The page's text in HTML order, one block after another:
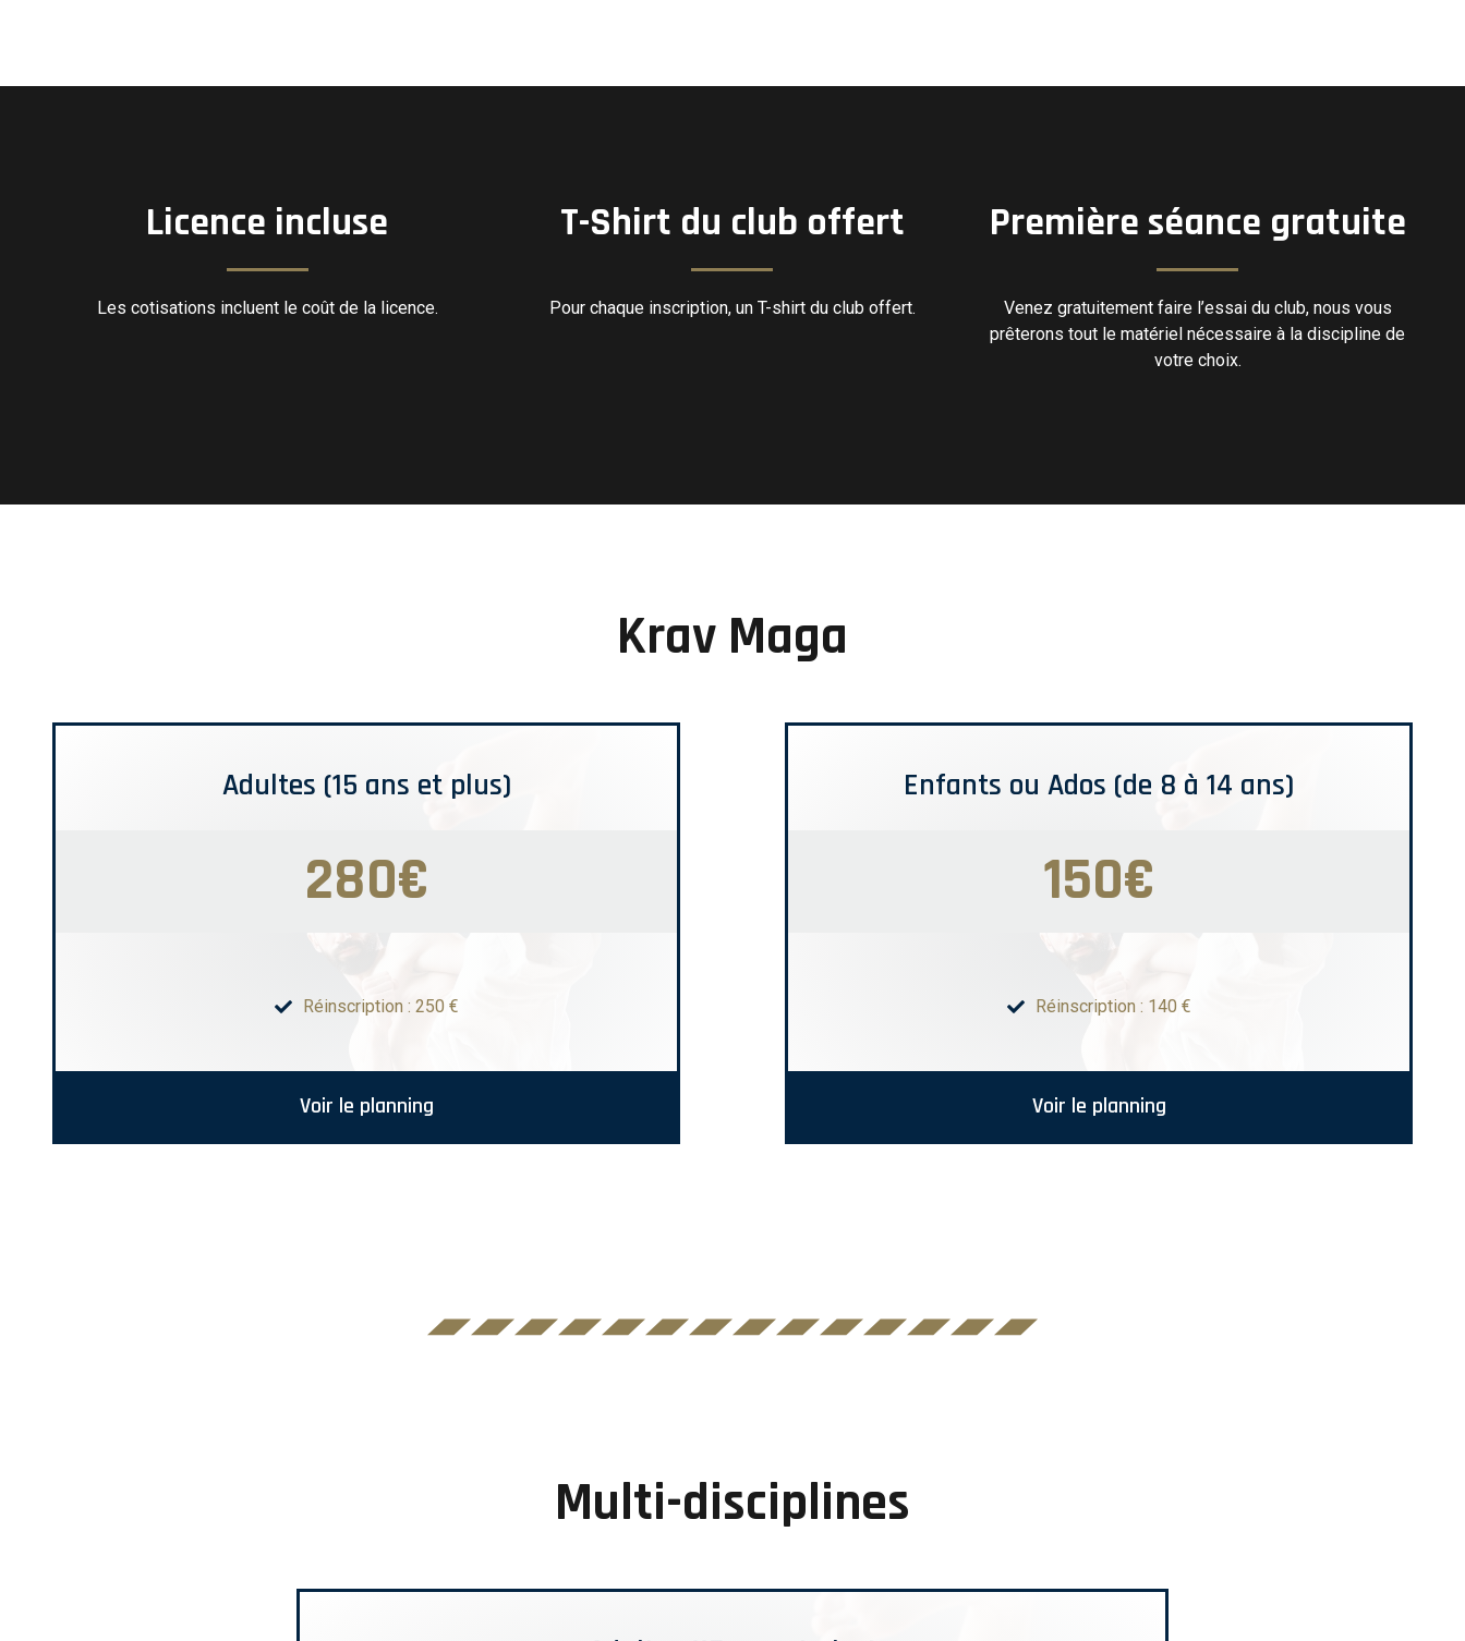
Licence incluse
Les cotisations incluent le coût de la licence.
T-Shirt du club offert
Pour chaque inscription, un T-shirt du club offert.
Première séance gratuite
Venez gratuitement faire l’essai du club, nous vous
prêterons tout le matériel nécessaire à la discipline de
votre choix.
Krav Maga
Adultes (15 ans et plus)
280€
Réinscription : 250 €
Voir le planning
Enfants ou Ados (de 8 à 14 ans)
150€
Réinscription : 140 €
Voir le planning
Multi-disciplines